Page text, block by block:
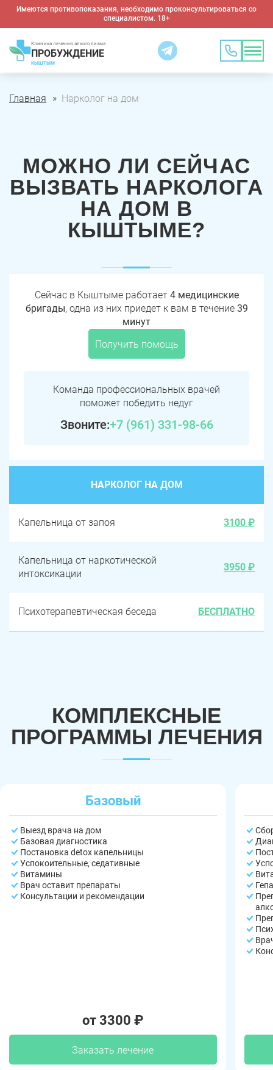
Имеются противопоказания, необходимо проконсультироваться со
специалистом. 18+
Клиника лечения алкоголизма
ПРОБУЖДЕНИЕ
КЫШТЫМ
Главная Нарколог на дом
МОЖНО ЛИ СЕЙЧАС
ВЫЗВАТЬ НАРКОЛОГА
НА ДОМ В
КЫШТЫМЕ?
Сейчас в Кыштыме работает 4 медицинские
бригады, одна из них приедет к вам в течение 39
минут
Получить помощь
Команда профессиональных врачей
поможет победить недуг
Звоните:+7 (961) 331-98-66
НАРКОЛОГ НА ДОМ
Капельница от запоя 3100 ₽
Капельница от наркотической
интоксикации
3950 ₽
Психотерапевтическая беседа БЕСПЛАТНО
КОМПЛЕКСНЫЕ
ПРОГРАММЫ ЛЕЧЕНИЯ
Базовый
Выезд врача на дом
Базовая диагностика
Постановка detox капельницы
Успокоительные, седативные
Витамины
Врач оставит препараты
Консультации и рекомендации
от 3300 ₽
Заказать лечение